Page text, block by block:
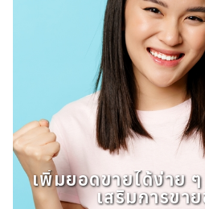
เพิ่มยอดขายได้ง่าย
เสริมการขา